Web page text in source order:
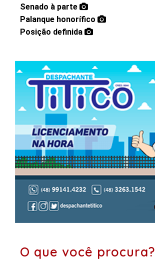
Senado à parte
Palanque honorífico
Posição definida
O que você procura?